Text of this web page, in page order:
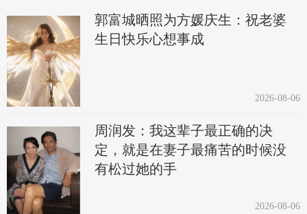
郭富城晒照为方媛庆生：祝老婆
生日快乐心想事成
2026-08-06
周润发：我这辈子最正确的决
定，就是在妻子最痛苦的时候没
有松过她的手
2026-08-06